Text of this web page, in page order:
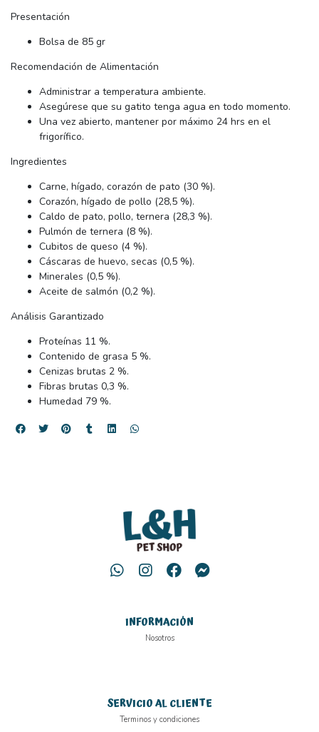
Presentación
Bolsa de 85 gr
Recomendación de Alimentación
Administrar a temperatura ambiente.
Asegúrese que su gatito tenga agua en todo momento.
Una vez abierto, mantener por máximo 24 hrs en el
frigorífico.
Ingredientes
Carne, hígado, corazón de pato (30 %).
Corazón, hígado de pollo (28,5 %).
Caldo de pato, pollo, ternera (28,3 %).
Pulmón de ternera (8 %).
Cubitos de queso (4 %).
Cáscaras de huevo, secas (0,5 %).
Minerales (0,5 %).
Aceite de salmón (0,2 %).
Análisis Garantizado
Proteínas 11 %.
Contenido de grasa 5 %.
Cenizas brutas 2 %.
Fibras brutas 0,3 %.
Humedad 79 %.
INFORMACIÓN
Nosotros
SERVICIO AL CLIENTE
Terminos y condiciones